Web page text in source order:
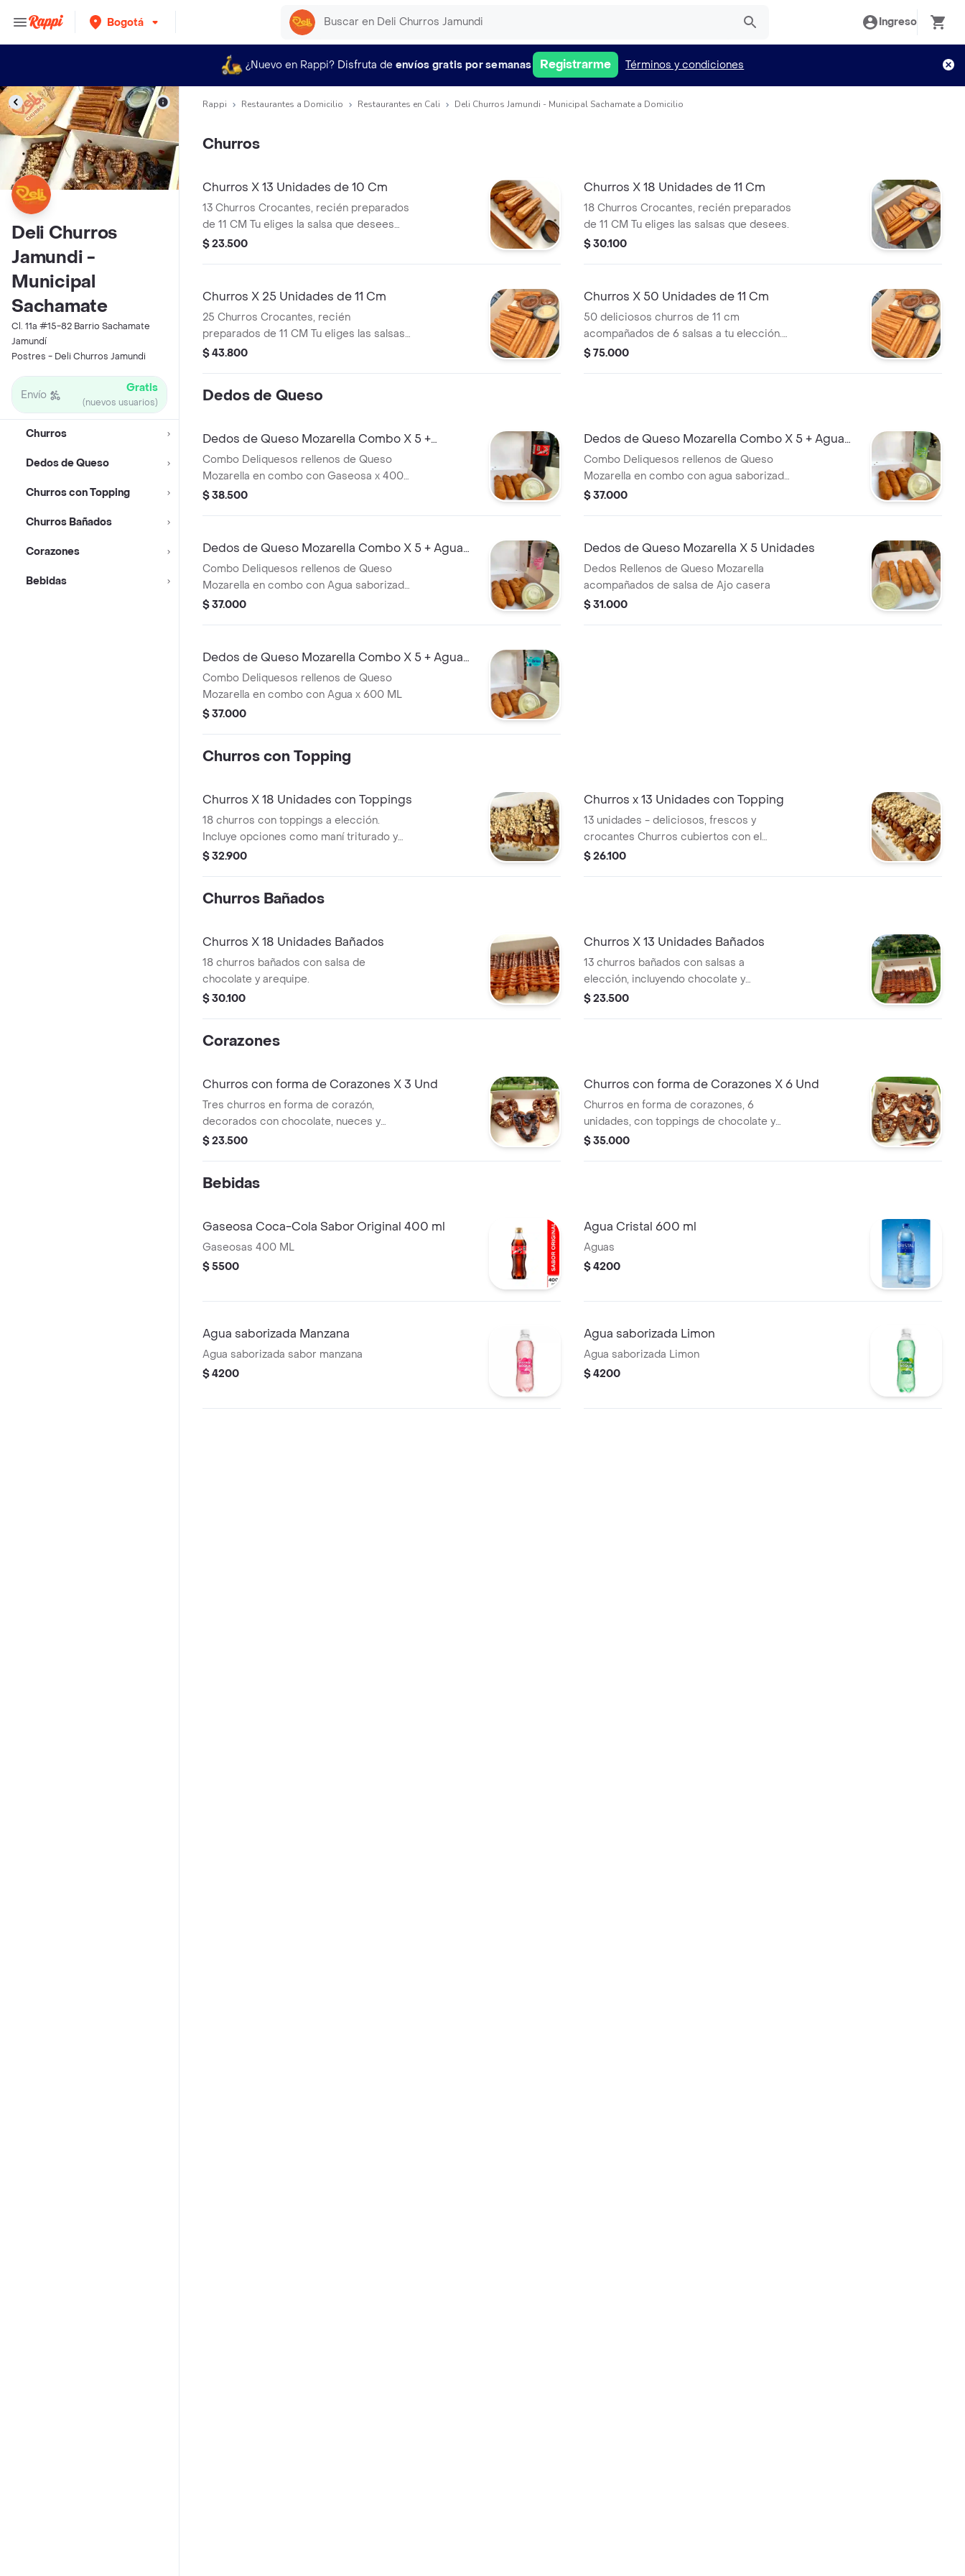
Bogotá Ingreso
¿Nuevo en Rappi? Disfruta de envíos gratis por semanas Registrarme Términos y condiciones
Deli Churros
Jamundi -
Municipal
Sachamate
Cl. 11a #15-82 Barrio Sachamate
Jamundí
Postres - Deli Churros Jamundi
Envío Gratis
(nuevos usuarios)
Churros
Dedos de Queso
Churros con Topping
Churros Bañados
Corazones
Bebidas
Rappi Restaurantes a Domicilio Restaurantes en Cali Deli Churros Jamundi - Municipal Sachamate a Domicilio
Churros
Churros X 13 Unidades de 10 Cm
13 Churros Crocantes, recién preparados
de 11 CM Tu eliges la salsa que desees
elegir.
$ 23.500
Churros X 18 Unidades de 11 Cm
18 Churros Crocantes, recién preparados
de 11 CM Tu eliges las salsas que desees.
$ 30.100
Churros X 25 Unidades de 11 Cm
25 Churros Crocantes, recién
preparados de 11 CM Tu eliges las salsas
que desees.
$ 43.800
Churros X 50 Unidades de 11 Cm
50 deliciosos churros de 11 cm
acompañados de 6 salsas a tu elección.
recién preparados, crocantiacos y
$ 75.000
Dedos de Queso
Dedos de Queso Mozarella Combo X 5 +
Gaseosa 400ml
Combo Deliquesos rellenos de Queso
Mozarella en combo con Gaseosa x 400
ML
$ 38.500
Dedos de Queso Mozarella Combo X 5 + Agua
Saborizada 400ml
Combo Deliquesos rellenos de Queso
Mozarella en combo con agua saborizada
limon x 400 ML
$ 37.000
Dedos de Queso Mozarella Combo X 5 + Agua
Saborizada 400ml
Combo Deliquesos rellenos de Queso
Mozarella en combo con Agua saborizada
sabor manzana x 400 ML
$ 37.000
Dedos de Queso Mozarella X 5 Unidades
Dedos Rellenos de Queso Mozarella
acompañados de salsa de Ajo casera
$ 31.000
Dedos de Queso Mozarella Combo X 5 + Agua
600ml
Combo Deliquesos rellenos de Queso
Mozarella en combo con Agua x 600 ML
$ 37.000
Churros con Topping
Churros X 18 Unidades con Toppings
18 churros con toppings a elección.
Incluye opciones como maní triturado y
chocolate.
$ 32.900
Churros x 13 Unidades con Topping
13 unidades - deliciosos, frescos y
crocantes Churros cubiertos con el
topping de tu gusto
$ 26.100
Churros Bañados
Churros X 18 Unidades Bañados
18 churros bañados con salsa de
chocolate y arequipe.
$ 30.100
Churros X 13 Unidades Bañados
13 churros bañados con salsas a
elección, incluyendo chocolate y
caramelo.
$ 23.500
Corazones
Churros con forma de Corazones X 3 Und
Tres churros en forma de corazón,
decorados con chocolate, nueces y
galleta triturada.
$ 23.500
Churros con forma de Corazones X 6 Und
Churros en forma de corazones, 6
unidades, con toppings de chocolate y
frutos secos.
$ 35.000
Bebidas
Gaseosa Coca-Cola Sabor Original 400 ml
Gaseosas 400 ML
$ 5500
Agua Cristal 600 ml
Aguas
$ 4200
Agua saborizada Manzana
Agua saborizada sabor manzana
$ 4200
Agua saborizada Limon
Agua saborizada Limon
$ 4200